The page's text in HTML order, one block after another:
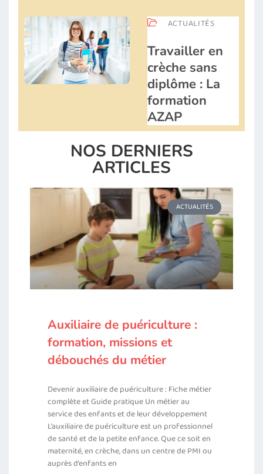
ACTUALITÉS
Travailler en
crèche sans
diplôme : La
formation
AZAP
NOS DERNIERS
ARTICLES
ACTUALITÉS
Auxiliaire de puériculture :
formation, missions et
débouchés du métier
Devenir auxiliaire de puériculture : Fiche métier
complète et Guide pratique Un métier au
service des enfants et de leur développement
L’auxiliaire de puériculture est un professionnel
de santé et de la petite enfance. Que ce soit en
maternité, en crèche, dans un centre de PMI ou
auprès d’enfants en